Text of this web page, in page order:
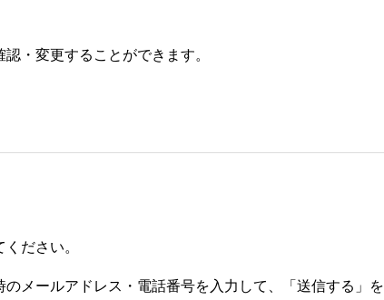
・変更することができます。
ださい。
メールアドレス・電話番号を入力して、「送信する」を